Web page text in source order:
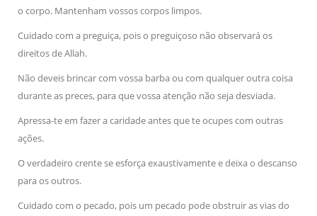
o corpo. Mantenham vossos corpos limpos.
Cuidado com a preguiça, pois o preguiçoso não observará os
direitos de Allah.
Não deveis brincar com vossa barba ou com qualquer outra coisa
durante as preces, para que vossa atenção não seja desviada.
Apressa-te em fazer a caridade antes que te ocupes com outras
ações.
O verdadeiro crente se esforça exaustivamente e deixa o descanso
para os outros.
Cuidado com o pecado, pois um pecado pode obstruir as vias do